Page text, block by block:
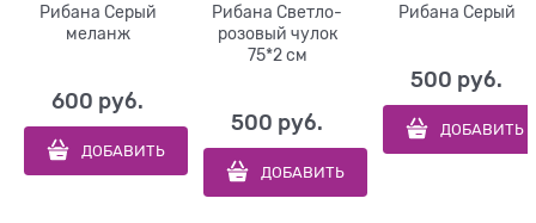
Рибана Серый
меланж
600 руб.
ДОБАВИТЬ
Рибана Светло-
розовый чулок
75*2 см
500 руб.
ДОБАВИТЬ
Рибана Серый
500 руб.
ДОБАВИТЬ